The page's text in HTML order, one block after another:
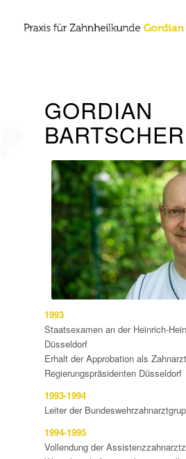
GORDIAN
BARTSCHER
1993
Staatsexamen an der Heinrich-
Düsseldorf
Erhalt der Approbation als
Regierungspräsidenten Düsseldorf
1993-1994
Leiter der
1994-1995
Vollendung der